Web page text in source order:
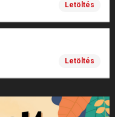
Letöltés
Letöltés